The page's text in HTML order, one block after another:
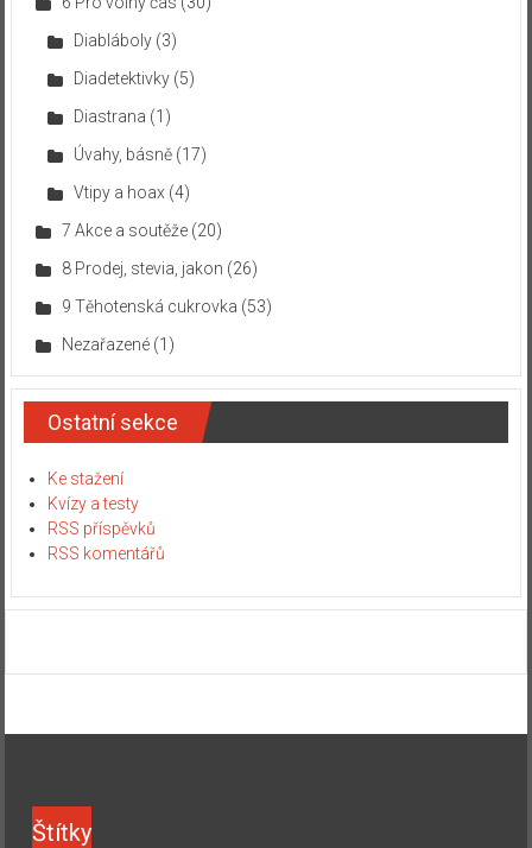
Diabláboly(3)
Diadetektivky(5)
Diastrana (1)
Úvahy, básně(17)
Vtipy a hoax (4)
7 Akce a soutěže(20)
8 Prodej, stevia, jakon (26)
9 Těhotenská cukrovka (53)
Nezařazené(1)
Ostatní sekce
Ke stažení
Kvízy a testy
RSS příspěvků
RSS komentářů
Štítky